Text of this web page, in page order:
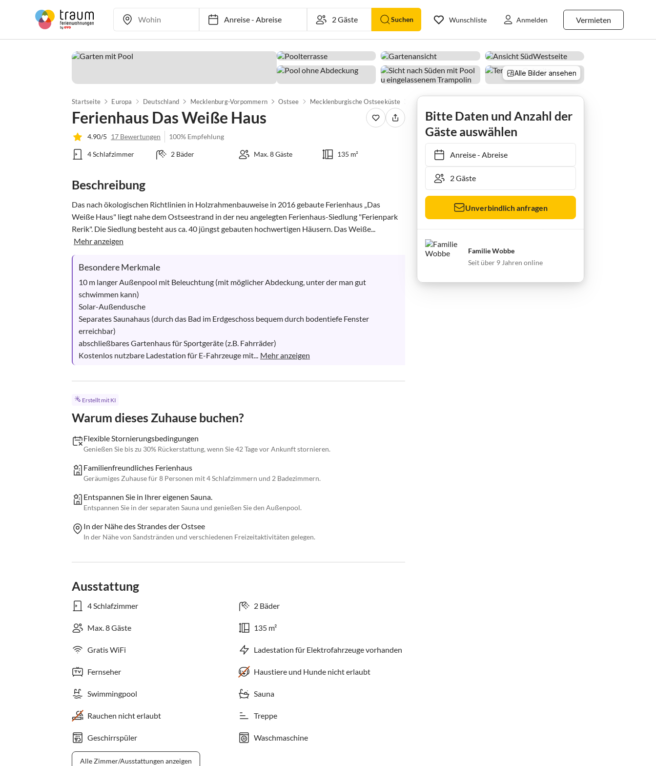
Anreise-Abreise Suchen Vermieten
Wunschliste Anmelden
Alle Bilder ansehen
Startseite Europa Deutschland Mecklenburg-Vorpommern Ostsee Mecklenburgische Ostseeküste Rerik & Umgebung Ferienhaus Das Weiße Haus
Ferienhaus Das Weiße Haus
4.90/5 17 Bewertungen 100% Empfehlung
4 Schlafzimmer 2 Bäder Max. 8 Gäste 135 m²
Beschreibung
Das nach ökologischen Richtlinien in Holzrahmenbauweise in 2016 gebaute Ferienhaus „Das
Weiße Haus" liegt nahe dem Ostseestrand in der neu angelegten Ferienhaus-Siedlung "Ferienpark
Rerik". Die Siedlung besteht aus ca. 40 jüngst gebauten hochwertigen Häusern. Das Weiße...
Mehr anzeigen
Besondere Merkmale
10 m langer Außenpool mit Beleuchtung (mit möglicher Abdeckung, unter der man gut
schwimmen kann)
Solar-Außendusche
Separates Saunahaus (durch das Bad im Erdgeschoss bequem durch bodentiefe Fenster
erreichbar)
abschließbares Gartenhaus für Sportgeräte (z.B. Fahrräder)
Kostenlos nutzbare Ladestation für E-Fahrzeuge mit... Mehr anzeigen
Erstellt mit KI
Warum dieses Zuhause buchen?
Flexible Stornierungsbedingungen
Genießen Sie bis zu 30% Rückerstattung, wenn Sie 42 Tage vor Ankunft stornieren.
Familienfreundliches Ferienhaus
Geräumiges Zuhause für 8 Personen mit 4 Schlafzimmern und 2 Badezimmern.
Entspannen Sie in Ihrer eigenen Sauna.
Entspannen Sie in der separaten Sauna und genießen Sie den Außenpool.
In der Nähe des Strandes der Ostsee
In der Nähe von Sandstränden und verschiedenen Freizeitaktivitäten gelegen.
Ausstattung
4 Schlafzimmer 2 Bäder
Max. 8 Gäste 135 m²
Gratis WiFi Ladestation für Elektrofahrzeuge vorhanden
Fernseher Haustiere und Hunde nicht erlaubt
Swimmingpool Sauna
Rauchen nicht erlaubt Treppe
Geschirrspüler Waschmaschine
Alle Zimmer/Ausstattungen anzeigen
Bitte Daten und Anzahl der
Gäste auswählen
Anreise- Abreise
Unverbindlich anfragen
Familie Wobbe
Seit über 9 Jahren online